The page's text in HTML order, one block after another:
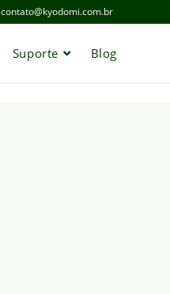
contato@kyodomi.com.br
Suporte Blog